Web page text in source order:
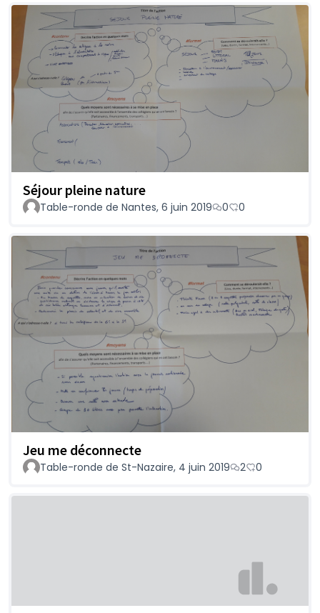
Séjour pleine nature
Table-ronde de Nantes, 6 juin 2019 0 0
Jeu me déconnecte
Table-ronde de St-Nazaire, 4 juin 2019 2 0